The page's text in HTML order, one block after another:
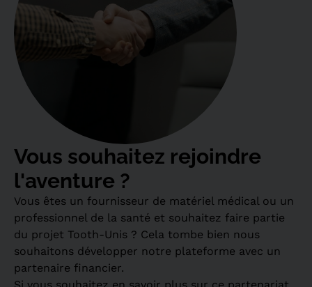
Vous souhaitez rejoindre
l'aventure ?
Vous êtes un fournisseur de matériel médical ou un
professionnel de la santé et souhaitez faire partie
du projet Tooth-Unis ? Cela tombe bien nous
souhaitons développer notre plateforme avec un
partenaire financier.